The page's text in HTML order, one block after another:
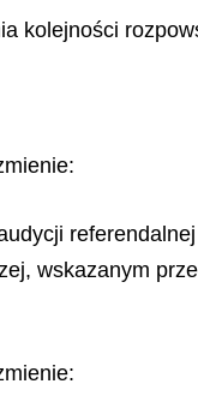
kolejności
wskazanym